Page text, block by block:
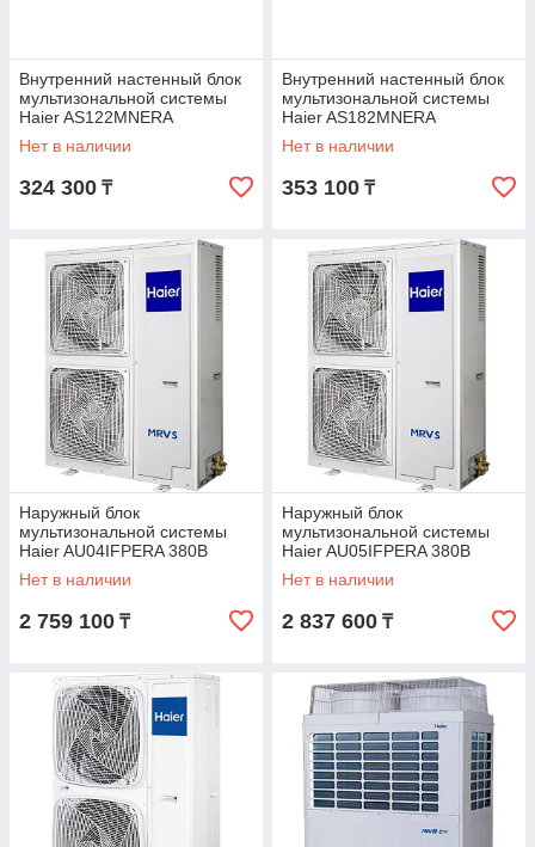
Внутренний настенный блок
мультизональной системы
Haier AS122MNERA
Нет в наличии
324 300 ₸
Внутренний настенный блок
мультизональной системы
Haier AS182MNERA
Нет в наличии
353 100 ₸
Наружный блок
мультизональной системы
Haier AU04IFPERA 380В
Нет в наличии
2 759 100 ₸
Наружный блок
мультизональной системы
Haier AU05IFPERA 380В
Нет в наличии
2 837 600 ₸